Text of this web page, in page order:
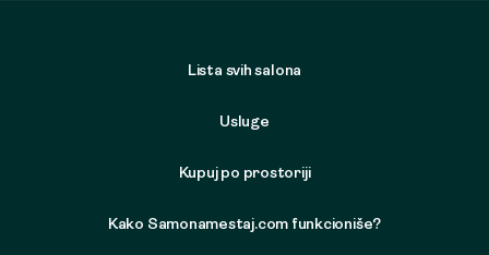
Lista svih salona
Usluge
Kupuj po prostoriji
Kako Samonamestaj.com funkcioniše?